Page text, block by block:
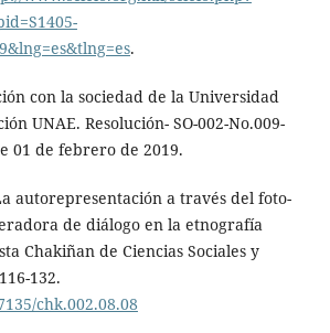
.
con la sociedad de la Universidad
UNAE. Resolución- SO-002-No.009-
01 de febrero de 2019.
autorepresentación a través del foto-
de diálogo en la etnografía
Chakiñan de Ciencias Sociales y
132.
chk.002.08.08